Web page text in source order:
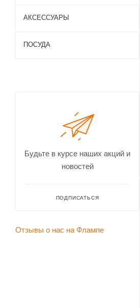
АКСЕССУАРЫ
ПОСУДА
Будьте в курсе наших акций и
новостей
ПОДПИСАТЬСЯ
Отзывы о нас на Флампе